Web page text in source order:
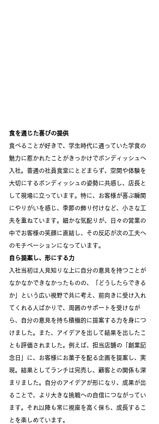
食を通じた喜びの提供
食べることが好きで、学生時代に通っていた学食の
魅力に惹かれたことがきっかけでボンディッシュへ
入社。普通の社員食堂にとどまらず、空間や体験を
大切にするボンディッシュの姿勢に共感し、店長と
して現場に立っています。特に、お客様が喜ぶ瞬間
にやりがいを感じ、季節の飾り付けなど、小さな工
夫を重ねています。細かな気配りが、日々の営業の
中でお客様の笑顔に直結し、その反応が次の工夫へ
のモチベーションになっています。
自ら提案し、形にする力
入社当初は人見知りな上に自分の意見を持つことが
なかなかできなかったものの、「どうしたらできる
か」という広い視野で共に考え、前向きに受け入れ
てくれる人ばかりで、周囲のサポートを受けなが
ら、自分の意見を持ち積極的に提案する力を身につ
けました。また、アイデアを出して結果を出したこ
とも評価されました。例えば、担当店舗の「創業記
念日」に、お客様にお菓子を配る企画を提案し、実
現。結果としてランチは完売し、顧客との関係も深
まりました。自分のアイデアが形になり、成果が出
ることで、より大きな挑戦への自信につながってい
ます。それ以降も常に視座を高く保ち、成長するこ
とを楽しめています。